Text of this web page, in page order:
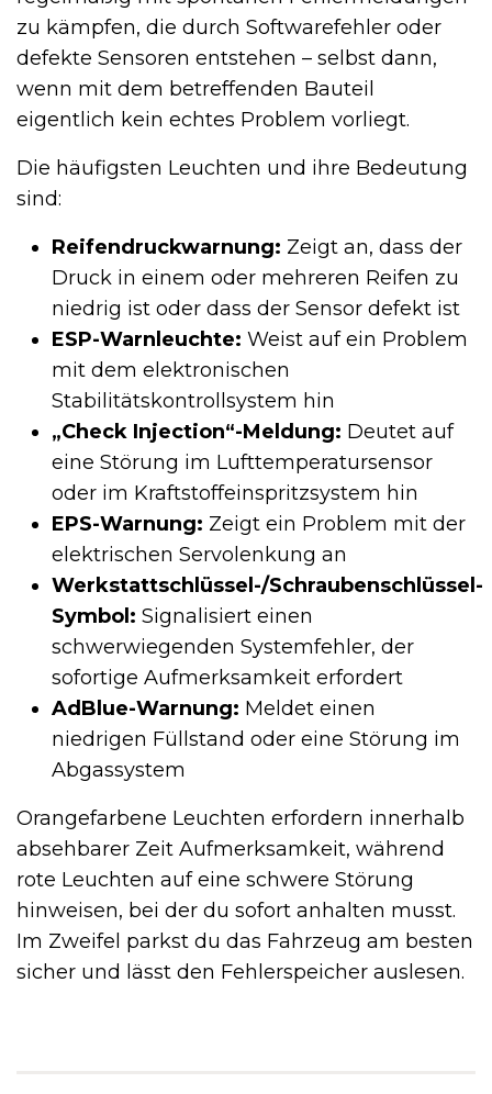
zu kämpfen, die durch Softwarefehler oder
defekte Sensoren entstehen – selbst dann,
wenn mit dem betreffenden Bauteil
eigentlich kein echtes Problem vorliegt.
Die häufigsten Leuchten und ihre Bedeutung
sind:
Reifendruckwarnung: Zeigt an, dass der
Druck in einem oder mehreren Reifen zu
niedrig ist oder dass der Sensor defekt ist
ESP-Warnleuchte: Weist auf ein Problem
mit dem elektronischen
Stabilitätskontrollsystem hin
„Check Injection“-Meldung: Deutet auf
eine Störung im Lufttemperatursensor
oder im Kraftstoffeinspritzsystem hin
EPS-Warnung: Zeigt ein Problem mit der
elektrischen Servolenkung an
Werkstattschlüssel-/Schraubenschlüssel-
Symbol: Signalisiert einen
schwerwiegenden Systemfehler, der
sofortige Aufmerksamkeit erfordert
AdBlue-Warnung: Meldet einen
niedrigen Füllstand oder eine Störung im
Abgassystem
Orangefarbene Leuchten erfordern innerhalb
absehbarer Zeit Aufmerksamkeit, während
rote Leuchten auf eine schwere Störung
hinweisen, bei der du sofort anhalten musst.
Im Zweifel parkst du das Fahrzeug am besten
sicher und lässt den Fehlerspeicher auslesen.